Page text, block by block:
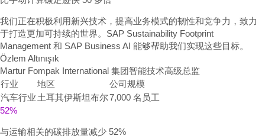
我们正在积极利用新兴技术，提高业务模式的韧性和竞争力，致力
于打造更加可持续的世界。SAP Sustainability Footprint
Management 和 SAP Business AI 能够帮助我们实现这些目标。
Özlem Altınışık
Martur Fompak International 集团智能技术高级总监
行业
地区
公司规模
汽车行业 土耳其伊斯坦布尔7,000 名员工
52%
与运输相关的碳排放量减少 52%